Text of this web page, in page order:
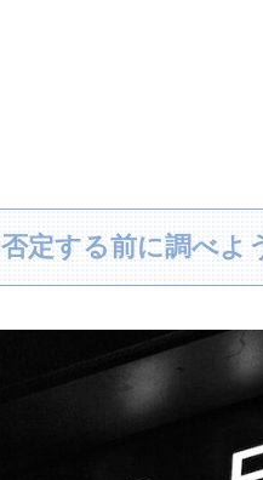
否定する前に調べよ